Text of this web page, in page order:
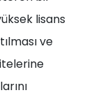
lisans
ve